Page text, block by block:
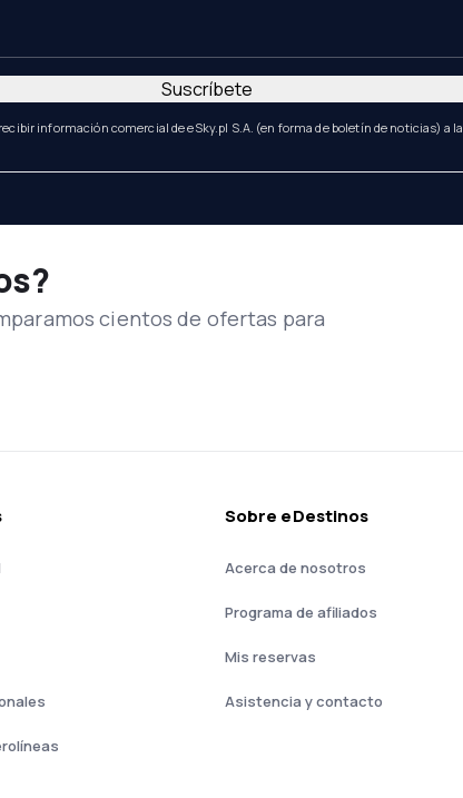
información comercial de eSky.pl S.A. (en forma de boletín de noticias) a
Suscríbete
cientos de ofertas para
Sobre eDestinos
Acerca de nosotros
Programa de afiliados
Mis reservas
Asistencia y contacto